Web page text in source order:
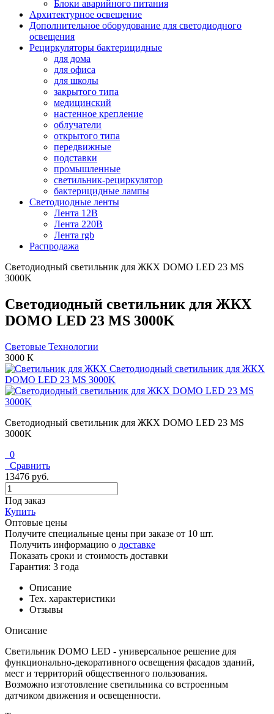
Блоки аварийного питания
Архитектурное освещение
Дополнительное оборудование для светодиодного
освещения
Рециркуляторы бактерицидные
для дома
для офиса
для школы
закрытого типа
медицинский
настенное крепление
облучатели
открытого типа
передвижные
подставки
промышленные
светильник-рециркулятор
бактерицидные лампы
Светодиодные ленты
Лента 12В
Лента 220В
Лента rgb
Распродажа
Светодиодный светильник для ЖКХ DOMO LED 23 MS
3000K
Светодиодный светильник для ЖКХ
DOMO LED 23 MS 3000K
Световые Технологии
3000 К
Светодиодный светильник для ЖКХ DOMO LED 23 MS
3000K
0
Сравнить
13476 руб.
Под заказ
Купить
Оптовые цены
Получите специальные цены при заказе от 10 шт.
Получить информацию о доставке
Показать сроки и стоимость доставки
Гарантия: 3 года
Описание
Тех. характеристики
Отзывы
Описание
Светильник DOMO LED - универсальное решение для
функционально-декоративного освещения фасадов зданий,
мест и территорий общественного пользования.
Возможно изготовление светильника со встроенным
датчиком движения и освещенности.